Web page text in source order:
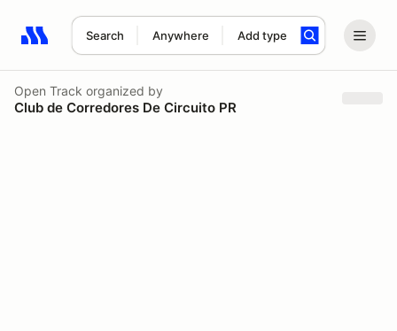
Search Anywhere Add type
Search results: No search term
Open Track organized by
Club de Corredores De Circuito PR